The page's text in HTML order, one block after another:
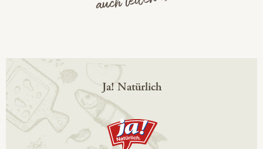
Ja! Natürlich